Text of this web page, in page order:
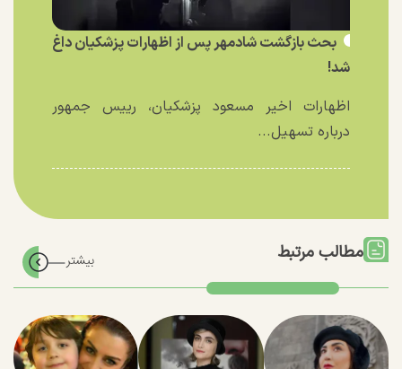
بحث بازگشت شادمهر پس از اظهارات پزشکیان داغ
شد!
اظهارات اخیر مسعود پزشکیان، رییس جمهور
درباره تسهیل...
مطالب مرتبط